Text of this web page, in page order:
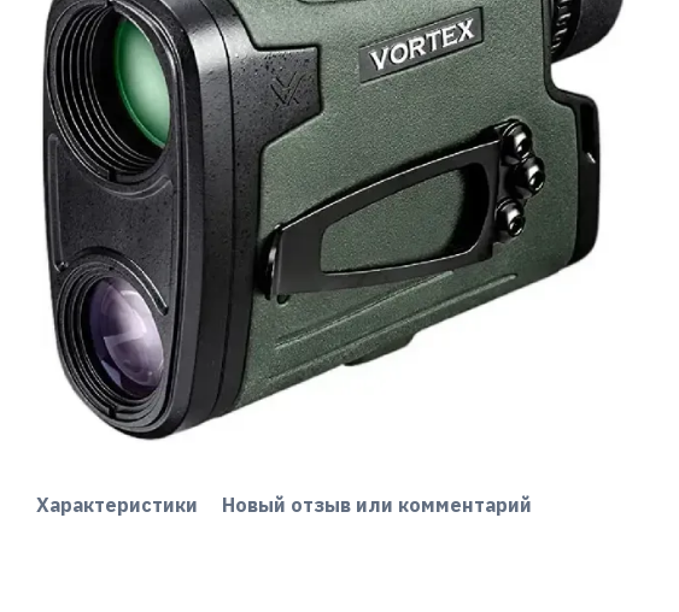
Характеристики Новый отзыв или комментарий